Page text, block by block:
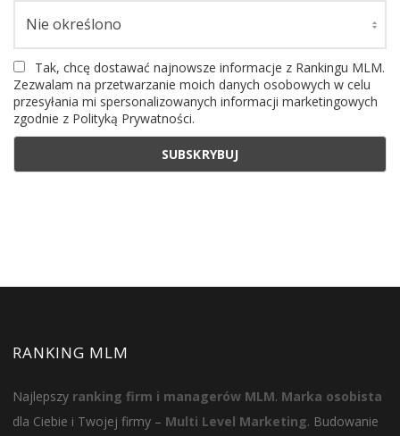
Tak, chcę dostawać najnowsze informacje z Rankingu MLM.
Zezwalam na przetwarzanie moich danych osobowych w celu
przesyłania mi spersonalizowanych informacji marketingowych
zgodnie z Polityką Prywatności.
RANKING MLM
Najlepszy ranking firm i managerów MLM. Marka osobista
dla Ciebie i Twojej firmy – Multi Level Marketing. Budowanie